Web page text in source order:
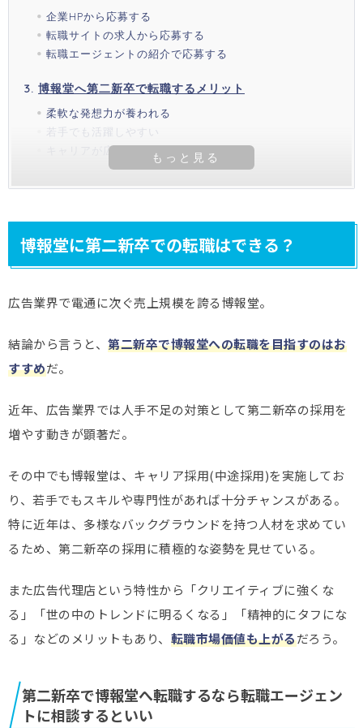
企業HPから応募する
転職サイトの求人から応募する
転職エージェントの紹介で応募する
博報堂へ第二新卒で転職するメリット
柔軟な発想力が養われる
若手でも活躍しやすい
キャリアが広がり、転職時にも有利
博報堂に第二新卒での転職はできる？
広告業界で電通に次ぐ売上規模を誇る博報堂。
結論から言うと、 第二新卒で博報堂への転職を目指すのはお
すすめだ。
近年、広告業界では人手不足の対策として第二新卒の採用を
増やす動きが顕著だ。
その中でも博報堂は、キャリア採用(中途採用)を実施してお
り、若手でもスキルや専門性があれば十分チャンスがある。
特に近年は、多様なバックグラウンドを持つ人材を求めてい
るため、第二新卒の採用に積極的な姿勢を見せている。
また広告代理店という特性から「クリエイティブに強くな
る」「世の中のトレンドに明るくなる」「精神的にタフにな
る」などのメリットもあり、 転職市場価値も上がるだろう。
第二新卒で博報堂へ転職するなら転職エージェン
トに相談するといい